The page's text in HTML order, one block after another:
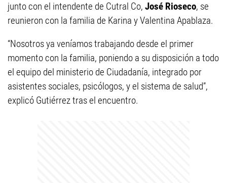
junto con el intendente de Cutral Co, José Rioseco, se
reunieron con la familia de Karina y Valentina Apablaza.
“Nosotros ya veníamos trabajando desde el primer
momento con la familia, poniendo a su disposición a todo
el equipo del ministerio de Ciudadanía, integrado por
asistentes sociales, psicólogos, y el sistema de salud”,
explicó Gutiérrez tras el encuentro.